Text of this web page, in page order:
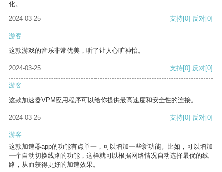
化。
2024-03-25
支持[0] 反对[0]
游客
这款游戏的音乐非常优美，听了让人心旷神怡。
2024-03-25 支持[0] 反对[0]
游客
这款加速器VPM应用程序可以给你提供最高速度和安全性的连接。
2024-03-25 支持[0] 反对[0]
游客
这款加速器app的功能有点单一，可以增加一些新功能。比如，可以增加
一个自动切换线路的功能，这样就可以根据网络情况自动选择最优的线
路，从而获得更好的加速效果。